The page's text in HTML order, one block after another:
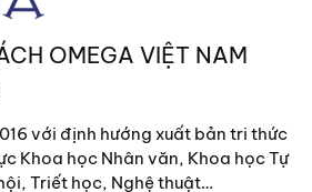
OMEGA VIỆT NAM
với định hướng xuất bản tri thức
Khoa học Nhân văn, Khoa học Tự
Triết học, Nghệ thuật…